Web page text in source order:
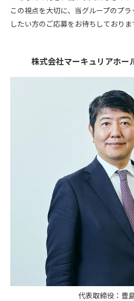
代表取締役：豊
この視点を大切に、当グループのプ
したい方のご応募をお待ちしておりま
株式会社マーキュリアホー